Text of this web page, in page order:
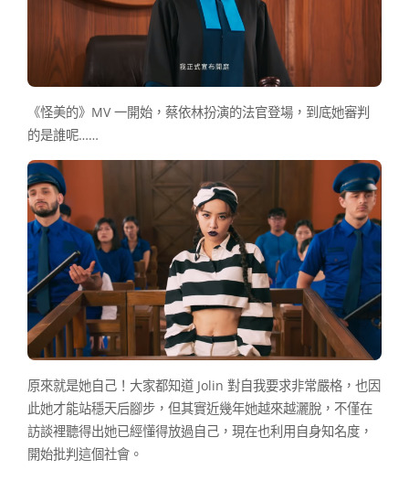
《怪美的》MV 一開始，蔡依林扮演的法官登場，到底她審判
的是誰呢……
原來就是她自己！大家都知道 Jolin 對自我要求非常嚴格，也因
此她才能站穩天后腳步，但其實近幾年她越來越灑脫，不僅在
訪談裡聽得出她已經懂得放過自己，現在也利用自身知名度，
開始批判這個社會。